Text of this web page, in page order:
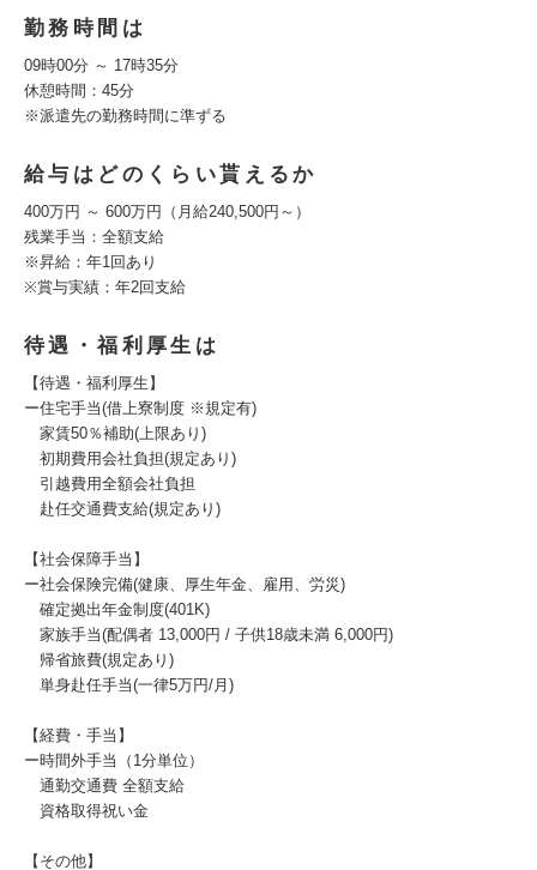
勤務時間は
09時00分 ～ 17時35分
休憩時間：45分
※派遣先の勤務時間に準ずる
給与はどのくらい貰えるか
400万円 ～ 600万円（月給240,500円～）
残業手当：全額支給
※昇給：年1回あり
※賞与実績：年2回支給
待遇・福利厚生は
【待遇・福利厚生】
ー住宅手当(借上寮制度 ※規定有)
家賃50％補助(上限あり)
初期費用会社負担(規定あり)
引越費用全額会社負担
赴任交通費支給(規定あり)
【社会保障手当】
ー社会保険完備(健康、厚生年金、雇用、労災)
確定拠出年金制度(401K)
家族手当(配偶者 13,000円 / 子供18歳未満 6,000円)
帰省旅費(規定あり)
単身赴任手当(一律5万円/月)
【経費・手当】
ー時間外手当（1分単位）
通勤交通費 全額支給
資格取得祝い金
【その他】